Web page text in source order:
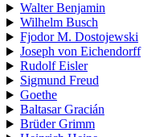
Walter Benjamin
Wilhelm Busch
Fjodor M. Dostojewski
Joseph von Eichendorff
Rudolf Eisler
Sigmund Freud
Goethe
Baltasar Gracián
Brüder Grimm